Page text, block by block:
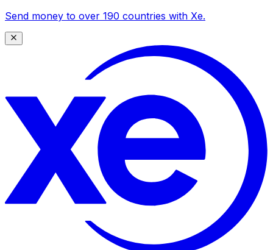
Send money to over 190 countries with Xe.